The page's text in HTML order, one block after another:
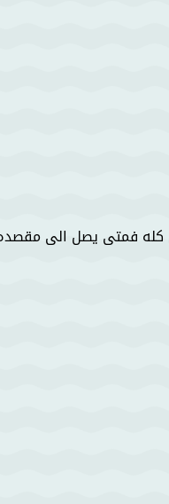
كله فمتى يصل الى